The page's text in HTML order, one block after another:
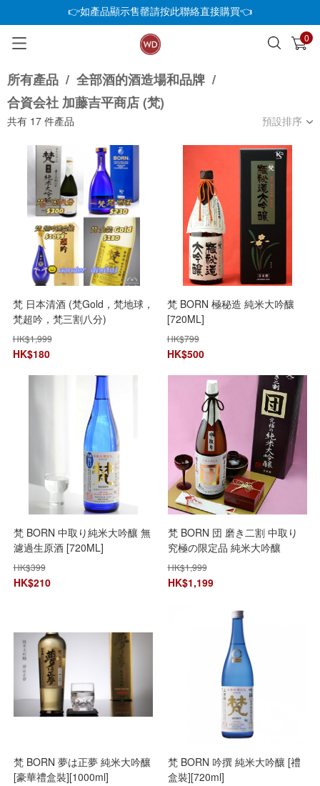
👉如產品顯示售罄請按此聯絡直接購買👈
0
已加入購物車 查看
所有產品 / 全部酒的酒造場和品牌 /
合資会社 加藤吉平商店 (梵)
共有 17 件產品 預設排序
梵 日本清酒 (梵Gold，梵地球，
梵超吟，梵三割八分)
HK$1,999
HK$180
梵 BORN 極秘造 純米大吟釀
[720ML]
HK$799
HK$500
梵 BORN 中取り純米大吟釀 無
濾過生原酒 [720ML]
HK$399
HK$210
梵 BORN 団 磨き二割 中取り
究極の限定品 純米大吟釀
[1800ml]
HK$1,999
HK$1,199
梵 BORN 夢は正夢 純米大吟釀
[豪華禮盒裝][1000ml]
梵 BORN 吟撰 純米大吟釀 [禮
盒裝][720ml]